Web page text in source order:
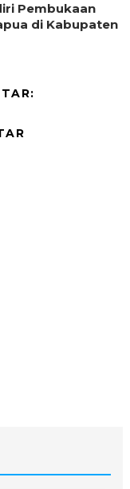
Pembukaan
di Kabupaten